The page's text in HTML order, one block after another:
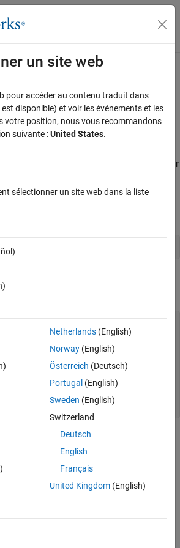
l'affichage du menu
Supported
Platform
of
of theXilinx®Zynq® platform through the
Window or at the Linux®command line.
platform boards connected to your
For example:
IP address by using command-line, see
Line Session for Xilinx Zynq Platform
Line Session for Xilinx Zynq Platform
to Xilinx Zynq Platform
un site web
pour accéder au contenu traduit dans
disponible) et voir les événements et les
votre position, nous vous recommandons
suivante :United States.
sélectionner un site web dans la liste
Netherlands(English)
Norway(English)
Österreich (Deutsch)
Portugal (English)
Sweden (English)
Switzerland
Deutsch
English
Français
United Kingdom(English)